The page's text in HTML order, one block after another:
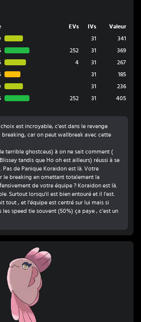
EVs IVs
Valeur
31
341
252 31
369
4 31
267
31
185
31
236
252 31 405
est incroyable, c'est dans le revenge
car on peut wallbreak avec cette
terrible ghostceus) à on ne sait comment (
tandis que Ho oh est ailleurs) réussi à se
Pas de Panique Koraidon est là. Votre
le breaking en omettant totalement la
de votre équipe ? Koraidon est là.
Surtout lorsqu'il est bien entouré et il l'est.
tout , et l'équipe est centré sur lui mais si
les speed tie souvent (50%) ça paye , c'est un